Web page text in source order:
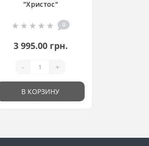
"Христос"
0
3 995.00 грн.
- +
В КОРЗИНУ